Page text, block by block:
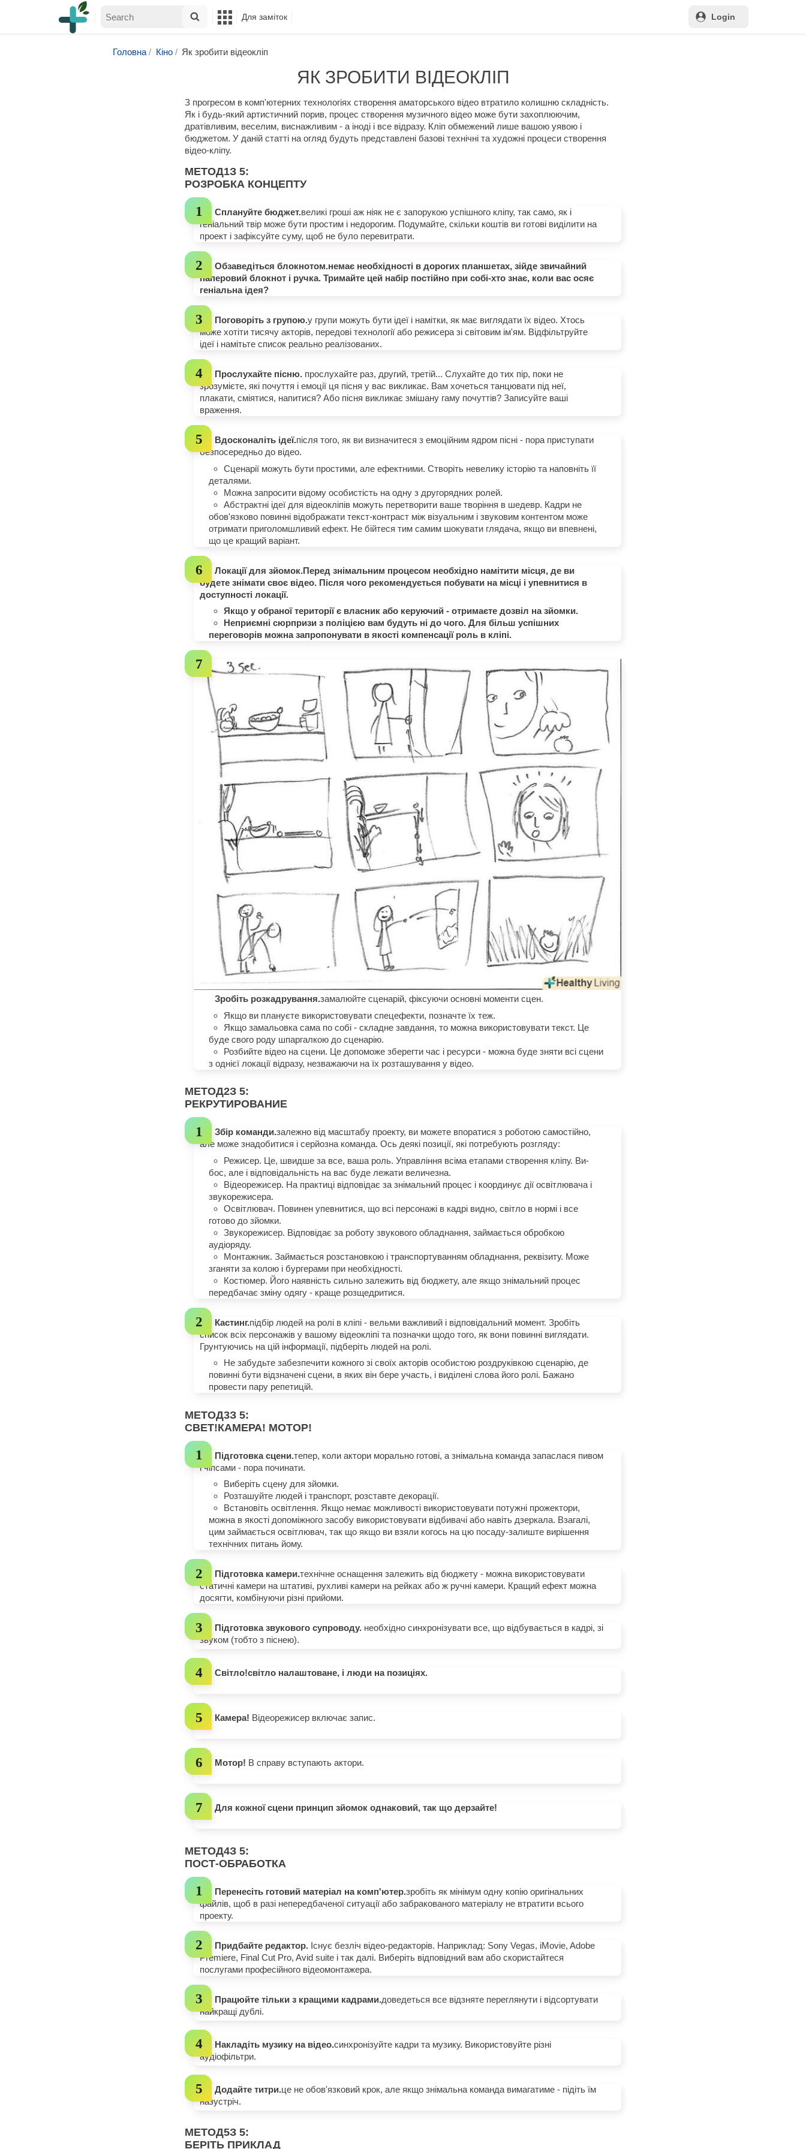
Для заміток Login
Головна Кіно Як зробити відеокліп
ЯК ЗРОБИТИ ВІДЕОКЛІП
З прогресом в комп'ютерних технологіях створення аматорського відео втратило колишню складність.
Як і будь-який артистичний порив, процес створення музичного відео може бути захоплюючим,
дратівливим, веселим, виснажливим - а іноді і все відразу. Кліп обмежений лише вашою уявою і
бюджетом. У даній статті на огляд будуть представлені базові технічні та художні процеси створення
відео-кліпу.
МЕТОД1З 5:
РОЗРОБКА КОНЦЕПТУ
Сплануйте бюджет.великі гроші аж ніяк не є запорукою успішного кліпу, так само, як і
геніальний твір може бути простим і недорогим. Подумайте, скільки коштів ви готові виділити на
проект і зафіксуйте суму, щоб не було перевитрати.
Обзаведіться блокнотом.немає необхідності в дорогих планшетах, зійде звичайний
паперовий блокнот і ручка. Тримайте цей набір постійно при собі-хто знає, коли вас осяє
геніальна ідея?
Поговоріть з групою.у групи можуть бути ідеї і намітки, як має виглядати їх відео. Хтось
може хотіти тисячу акторів, передові технології або режисера зі світовим ім'ям. Відфільтруйте
ідеї і намітьте список реально реалізованих.
Прослухайте пісню. прослухайте раз, другий, третій... Слухайте до тих пір, поки не
зрозумієте, які почуття і емоції ця пісня у вас викликає. Вам хочеться танцювати під неї,
плакати, сміятися, напитися? Або пісня викликає змішану гаму почуттів? Записуйте ваші
враження.
Вдосконаліть ідеї.після того, як ви визначитеся з емоційним ядром пісні - пора приступати
безпосередньо до відео.
Сценарії можуть бути простими, але ефектними. Створіть невелику історію та наповніть її
деталями.
Можна запросити відому особистість на одну з другорядних ролей.
Абстрактні ідеї для відеокліпів можуть перетворити ваше творіння в шедевр. Кадри не
обов'язково повинні відображати текст-контраст між візуальним і звуковим контентом може
отримати приголомшливий ефект. Не бійтеся тим самим шокувати глядача, якщо ви впевнені,
що це кращий варіант.
Локації для зйомок.Перед знімальним процесом необхідно намітити місця, де ви
будете знімати своє відео. Після чого рекомендується побувати на місці і упевнитися в
доступності локації.
Якщо у обраної території є власник або керуючий - отримаєте дозвіл на зйомки.
Неприємні сюрпризи з поліцією вам будуть ні до чого. Для більш успішних
переговорів можна запропонувати в якості компенсації роль в кліпі.
Зробіть розкадрування.замалюйте сценарій, фіксуючи основні моменти сцен.
Якщо ви плануєте використовувати спецефекти, позначте їх теж.
Якщо замальовка сама по собі - складне завдання, то можна використовувати текст. Це
буде свого роду шпаргалкою до сценарію.
Розбийте відео на сцени. Це допоможе зберегти час і ресурси - можна буде зняти всі сцени
з однієї локації відразу, незважаючи на їх розташування у відео.
МЕТОД2З 5:
РЕКРУТИРОВАНИЕ
Збір команди.залежно від масштабу проекту, ви можете впоратися з роботою самостійно,
але може знадобитися і серйозна команда. Ось деякі позиції, які потребують розгляду:
Режисер. Це, швидше за все, ваша роль. Управління всіма етапами створення кліпу. Ви-
бос, але і відповідальність на вас буде лежати величезна.
Відеорежисер. На практиці відповідає за знімальний процес і координує дії освітлювача і
звукорежисера.
Освітлювач. Повинен упевнитися, що всі персонажі в кадрі видно, світло в нормі і все
готово до зйомки.
Звукорежисер. Відповідає за роботу звукового обладнання, займається обробкою
аудіоряду.
Монтажник. Займається розстановкою і транспортуванням обладнання, реквізиту. Може
зганяти за колою і бургерами при необхідності.
Костюмер. Його наявність сильно залежить від бюджету, але якщо знімальний процес
передбачає зміну одягу - краще розщедритися.
Кастинг.підбір людей на ролі в кліпі - вельми важливий і відповідальний момент. Зробіть
список всіх персонажів у вашому відеокліпі та позначки щодо того, як вони повинні виглядати.
Грунтуючись на цій інформації, підберіть людей на ролі.
Не забудьте забезпечити кожного зі своїх акторів особистою роздруківкою сценарію, де
повинні бути відзначені сцени, в яких він бере участь, і виділені слова його ролі. Бажано
провести пару репетицій.
МЕТОД3З 5:
СВЕТ!КАМЕРА! МОТОР!
Підготовка сцени.тепер, коли актори морально готові, а знімальна команда запаслася пивом
і чіпсами - пора починати.
Виберіть сцену для зйомки.
Розташуйте людей і транспорт, розставте декорації.
Встановіть освітлення. Якщо немає можливості використовувати потужні прожектори,
можна в якості допоміжного засобу використовувати відбивачі або навіть дзеркала. Взагалі,
цим займається освітлювач, так що якщо ви взяли когось на цю посаду-залиште вирішення
технічних питань йому.
Підготовка камери.технічне оснащення залежить від бюджету - можна використовувати
статичні камери на штативі, рухливі камери на рейках або ж ручні камери. Кращий ефект можна
досягти, комбінуючи різні прийоми.
Підготовка звукового супроводу. необхідно синхронізувати все, що відбувається в кадрі, зі
звуком (тобто з піснею).
Світло!світло налаштоване, і люди на позиціях.
Камера! Відеорежисер включає запис.
Мотор! В справу вступають актори.
Для кожної сцени принцип зйомок однаковий, так що дерзайте!
МЕТОД4З 5:
ПОСТ-ОБРАБОТКА
Перенесіть готовий матеріал на комп'ютер.зробіть як мінімум одну копію оригінальних
файлів, щоб в разі непередбаченої ситуації або забракованого матеріалу не втратити всього
проекту.
Придбайте редактор. Існує безліч відео-редакторів. Наприклад: Sony Vegas, iMovie, Adobe
Premiere, Final Cut Pro, Avid suite і так далі. Виберіть відповідний вам або скористайтеся
послугами професійного відеомонтажера.
Працюйте тільки з кращими кадрами.доведеться все відзняте переглянути і відсортувати
найкращі дублі.
Накладіть музику на відео.синхронізуйте кадри та музику. Використовуйте різні
аудіофільтри.
Додайте титри.це не обов'язковий крок, але якщо знімальна команда вимагатиме - підіть їм
назустріч.
МЕТОД5З 5:
БЕРІТЬ ПРИКЛАД